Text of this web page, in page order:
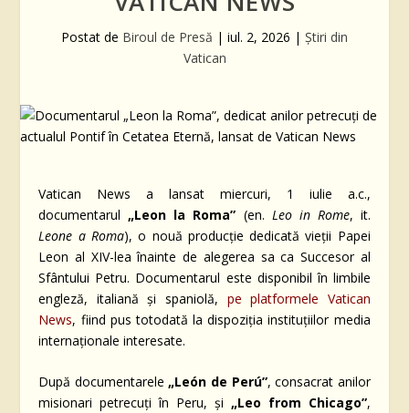
Postat de Biroul de Presă | iul. 2, 2026 | Știri din
Vatican
Vatican News a lansat miercuri, 1 iulie a.c.,
documentarul„Leon la Roma” (en. Leo in Rome, it.
Leone a Roma), o nouă producție dedicată vieții Papei
Leon al XIV-lea înainte de alegerea sa ca Succesor al
Sfântului Petru. Documentarul este disponibil în limbile
engleză, italiană și spaniolă, pe platformele Vatican
News, fiind pus totodată la dispoziția instituțiilor media
internaționale interesate.
După documentarele„León de Perú”, consacrat anilor
misionari petrecuți în Peru, și „Leo from Chicago”,